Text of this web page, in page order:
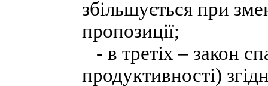
збільшується при
пропозиції;
- в третіх – закон
продуктивності)